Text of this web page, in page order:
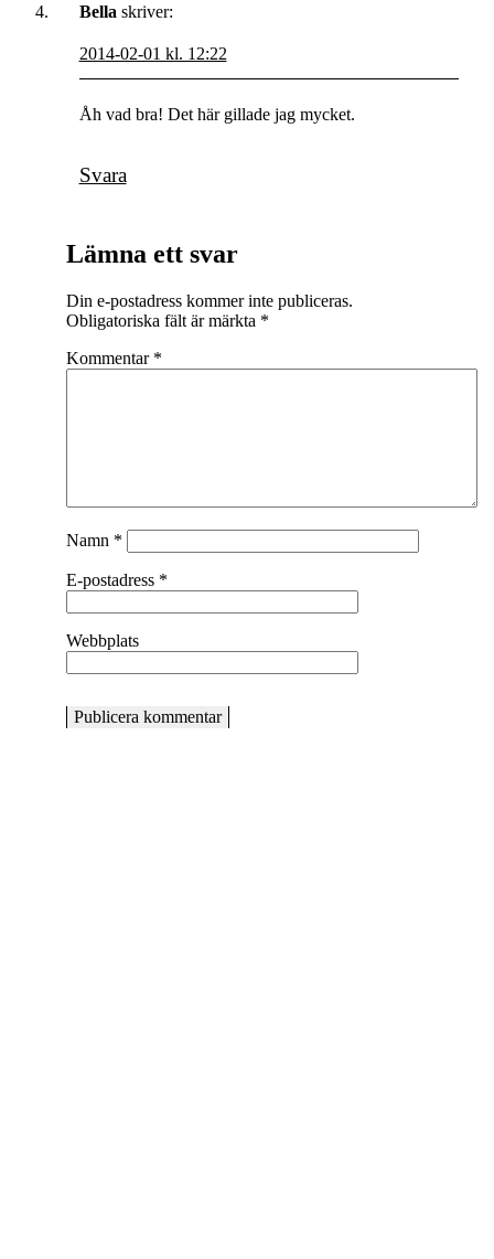
Bella skriver:
2014-02-01 kl. 12:22
Åh vad bra! Det här gillade jag mycket.
Svara
Lämna ett svar
Din e-postadress kommer inte publiceras.
Obligatoriska fält är märkta *
Kommentar *
Namn *
E-postadress *
Webbplats